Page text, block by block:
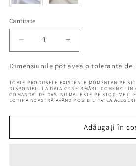
Cantitate
Reduceți
cantitatea
pentru
Serenade
Alb,
cm
Creșteți
cantitatea
pentru
Serenade
Alb,
cm
Dimensiunile pot avea o toleranta de
TOATE PRODUSELE EXISTENTE MOMENTAN PE
DISPONIBIL LA DATA CONFIRMĂRII COMENZI. ÎN
COMANDAT DE DVS. NU MAI ESTE PE STOC, VEȚI
ECHIPA NOASTRĂ AVÂND POSIBILITATEA
Adăugați în